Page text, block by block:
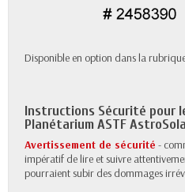
Disponible en option dans la
Instructions Sécurité pour
Planétarium ASTF
Avertissement de sécurité -
impératif de lire et suivre
pourraient subir des dommages